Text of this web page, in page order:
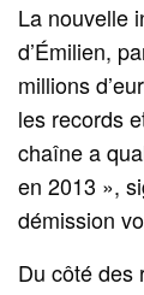
La nouvelle
d’Émilien,
millions
les records
chaîne a
en 2013 »,
démission
Du côté des